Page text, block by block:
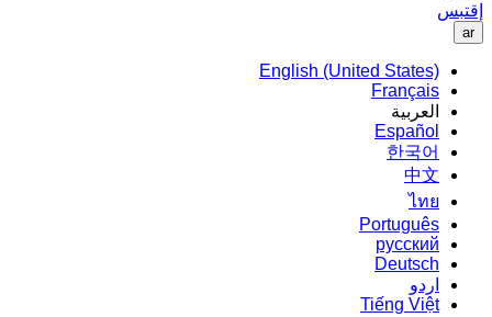
إقتبس
ar
English (United States)
Français
العربية
Español
한국어
中文
ไทย
Português
русский
Deutsch
اردو
Tiếng Việt